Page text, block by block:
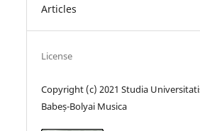
Articles
License
Copyright (c) 2021 Studia
Babeș-Bolyai Musica